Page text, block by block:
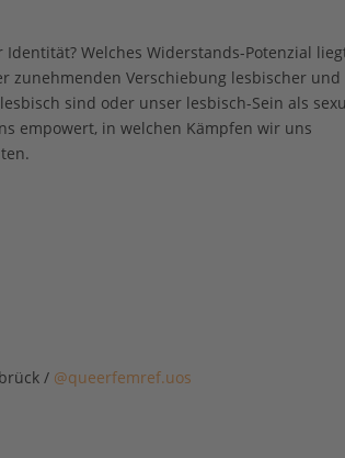
Welches Widerstands-Potenzial
zunehmenden Verschiebung lesbischer und
sind oder unser lesbisch-Sein als
empowert, in welchen Kämpfen wir uns
/ @queerfemref.uos